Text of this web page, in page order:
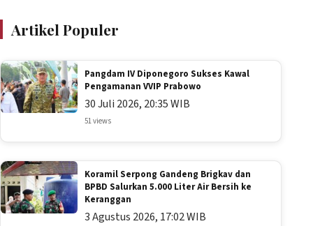
Artikel Populer
Pangdam IV Diponegoro Sukses Kawal
Pengamanan VVIP Prabowo
30 Juli 2026, 20:35 WIB
51 views
Koramil Serpong Gandeng Brigkav dan
BPBD Salurkan 5.000 Liter Air Bersih ke
Keranggan
3 Agustus 2026, 17:02 WIB